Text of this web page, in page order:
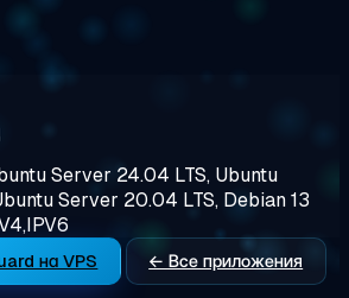
Server 24.04 LTS, Ubuntu
Server 20.04 LTS, Debian 13
на VPS ← Все приложения